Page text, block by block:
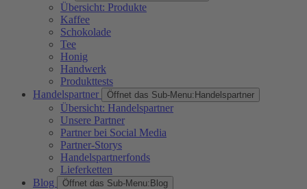
Übersicht: Produkte
Kaffee
Schokolade
Tee
Honig
Handwerk
Produkttests
Handelspartner
Öffnet das Sub-Menu: Handelspartner
Übersicht: Handelspartner
Unsere Partner
Partner bei Social Media
Partner-Storys
Handelspartnerfonds
Lieferketten
Blog
Öffnet das Sub-Menu: Blog